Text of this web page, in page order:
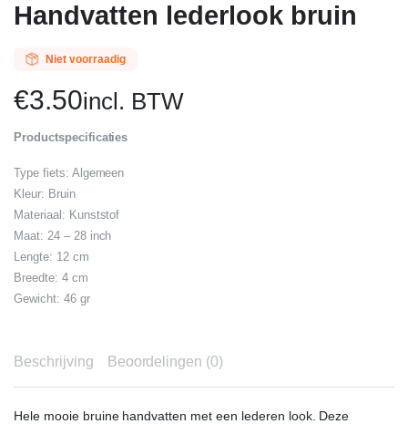
Handvatten lederlook bruin
Niet voorraadig
€3.50incl. BTW
Productspecificaties
Type fiets: Algemeen
Kleur: Bruin
Materiaal: Kunststof
Maat: 24 – 28 inch
Lengte: 12 cm
Breedte: 4 cm
Gewicht: 46 gr
Beschrijving Beoordelingen (0)
Hele mooie bruine handvatten met een lederen look. Deze